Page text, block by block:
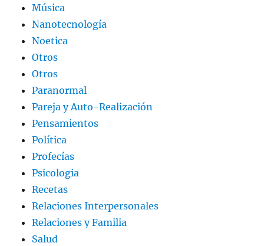
Música
Nanotecnología
Noetica
Otros
Otros
Paranormal
Pareja y Auto-Realización
Pensamientos
Política
Profecías
Psicologia
Recetas
Relaciones Interpersonales
Relaciones y Familia
Salud